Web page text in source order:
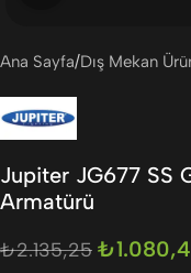
Ana Sayfa Dış Mekan
Jupiter JG677 SS
Armatürü
₺2.135,25 ₺